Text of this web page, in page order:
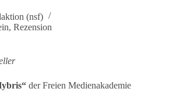
(nsf)
, Rezension
der Freien Medienakademie